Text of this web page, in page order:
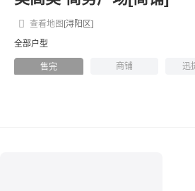
[浔阳区]
查看地图
全部户型
售完 商铺 迅